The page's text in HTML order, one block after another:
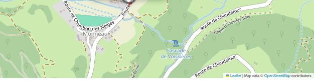
Leaflet|Map data ©OpenStreetMapcontributors
VOS BILLETS EN LIGNE